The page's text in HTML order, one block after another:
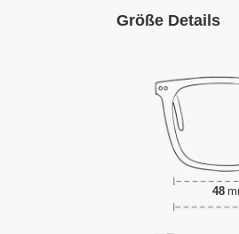
Größe Details
48